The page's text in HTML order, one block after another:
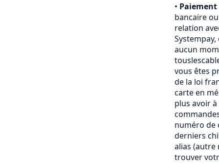
• Paiement
bancaire
relation
aucun
vous êtes
de la loi
carte en
plus avoir
numéro de
derniers
alias (autre
trouver